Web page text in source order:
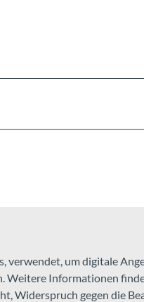
verwendet, um digitale
Weitere Informationen
Widerspruch gegen die